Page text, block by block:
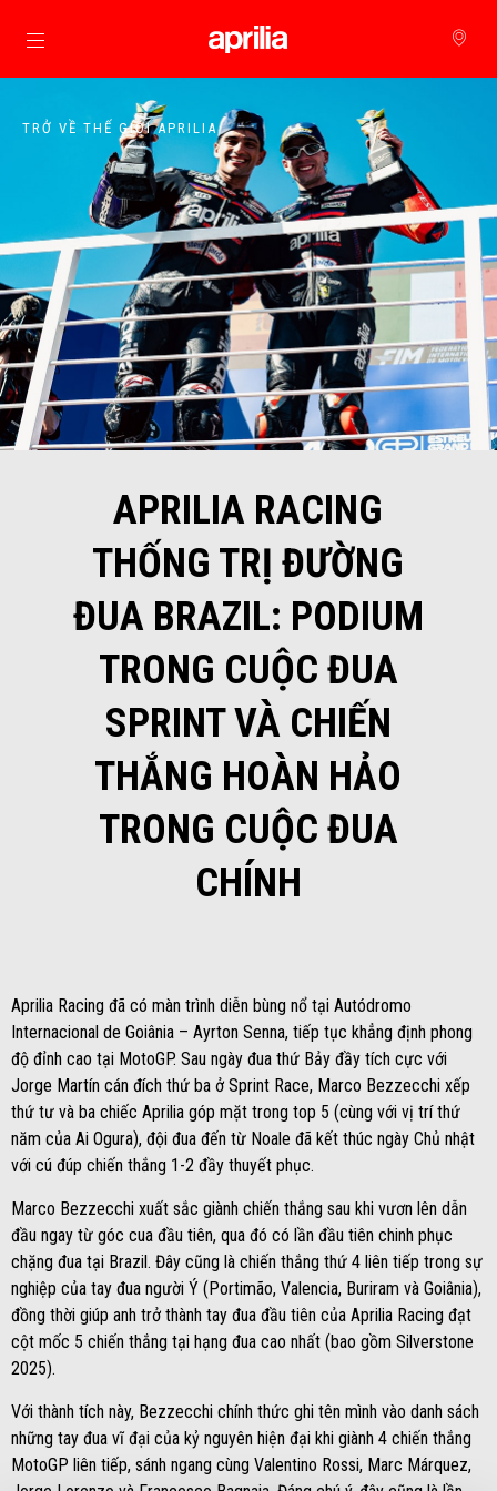
Đi đến bảng tin chính
TRỞ VỀ THẾ GIỚI APRILIA
APRILIA RACING
THỐNG TRỊ ĐƯỜNG
ĐUA BRAZIL: PODIUM
TRONG CUỘC ĐUA
SPRINT VÀ CHIẾN
THẮNG HOÀN HẢO
TRONG CUỘC ĐUA
CHÍNH
Aprilia Racing đã có màn trình diễn bùng nổ tại Autódromo
Internacional de Goiânia – Ayrton Senna, tiếp tục khẳng định phong
độ đỉnh cao tại MotoGP. Sau ngày đua thứ Bảy đầy tích cực với
Jorge Martín cán đích thứ ba ở Sprint Race, Marco Bezzecchi xếp
thứ tư và ba chiếc Aprilia góp mặt trong top 5 (cùng với vị trí thứ
năm của Ai Ogura), đội đua đến từ Noale đã kết thúc ngày Chủ nhật
với cú đúp chiến thắng 1-2 đầy thuyết phục.
Marco Bezzecchi xuất sắc giành chiến thắng sau khi vươn lên dẫn
đầu ngay từ góc cua đầu tiên, qua đó có lần đầu tiên chinh phục
chặng đua tại Brazil. Đây cũng là chiến thắng thứ 4 liên tiếp trong sự
nghiệp của tay đua người Ý (Portimão, Valencia, Buriram và Goiânia),
đồng thời giúp anh trở thành tay đua đầu tiên của Aprilia Racing đạt
cột mốc 5 chiến thắng tại hạng đua cao nhất (bao gồm Silverstone
2025).
Với thành tích này, Bezzecchi chính thức ghi tên mình vào danh sách
những tay đua vĩ đại của kỷ nguyên hiện đại khi giành 4 chiến thắng
MotoGP liên tiếp, sánh ngang cùng Valentino Rossi, Marc Márquez,